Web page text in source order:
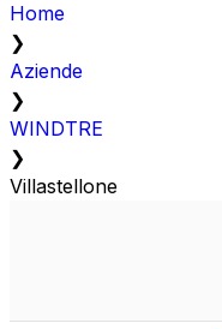
Home
❯
Aziende
❯
WINDTRE
❯
Villastellone